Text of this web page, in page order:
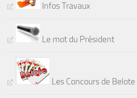
Infos Travaux
Le mot du Président
Les Concours de Belote